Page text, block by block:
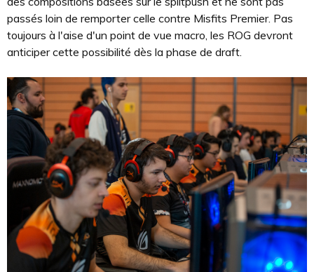
passés loin de remporter celle contre Misfits Premier. Pas
toujours à l'aise d'un point de vue macro, les ROG devront
anticiper cette possibilité dès la phase de draft.